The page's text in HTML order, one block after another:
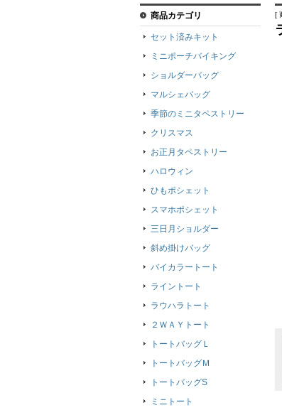
[
商品カテゴリ
セット済みキット
ミニポーチバイキング
ショルダーバッグ
マルシェバッグ
季節のミニタペストリー
クリスマス
お正月タペストリー
ハロウィン
ひもポシェット
スマホポシェット
三日月ショルダー
斜め掛けバッグ
バイカラートート
ライントート
ラウハラトート
２ＷＡＹトート
トートバッグＬ
トートバッグＭ
トートバッグS
ミニトート